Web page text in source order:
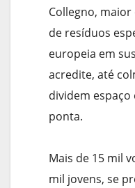
Collegno,
de resíduos
europeia em
acredite, até
dividem
ponta.
Mais de 15 mil
mil jovens, se